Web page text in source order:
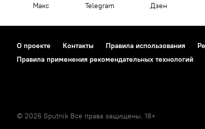
Макс Telegram Дзен
О проекте Контакты Правила использования
Правила применения рекомендательных технологий
© 2026 Sputnik Все права защищены. 18+